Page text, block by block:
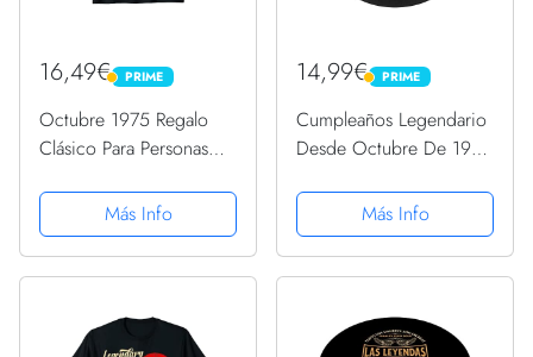
16,49€ PRIME
PRIME
Octubre 1975 Regalo
Clásico Para Personas
1975 Camiseta
Más Info
14,99€ PRIME
PRIME
Cumpleaños Legendario
Desde Octubre De 1975
PopGrip Intercambiable
Más Info